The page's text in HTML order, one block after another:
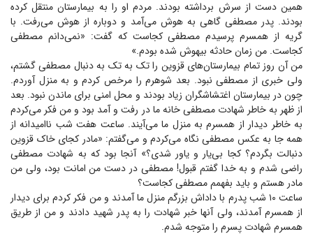
همین دست از سرش برداشته بودند. مردم او را به بیمارستان منتقل کرده
بودند. پدر مصطفی گاهی به هوش می‌آمد و دوباره از هوش می‌رفت. با
گریه از همسرم پرسیدم مصطفی کجاست که گفت: «نمی‌دانم مصطفی
کجاست. من زمان حادثه بیهوش شده بودم.»
من آن روز تمام بیمارستان‌های قزوین را تک به تک به دنبال مصطفی گشتم،
ولی خبری از مصطفی نبود. بعد شوهرم را مرخص کردم و به منزل آوردم.
چون در بیمارستان اغتشاشگران زیاد بودند و محل امنی برای ماندن نبود. بعد
از ظهر به خاطر شهادت مصطفی خانه ما در رفت و آمد بود و من فکر می‌کردم
به خاطر دیدار از همسرم به منزل ما می‌آیند. ساعت هفت شب ناامیدانه از
همه جا به عکس مصطفی نگاه می‌کردم و می‌گفتم: «مادر کجای خاک قزوین
دنبالت بگردم؟ کجا بی‌یار و یاور شدی؟» آنجا بود که به شهادت مصطفی
راضی شدم و به خدا گفتم قبول! مصطفی در دست من امانت بود، ولی من
مادر هستم و باید بفهمم مصطفی کجاست؟
ساعت ۱۰ شب پدرم با داداش بزرگم منزل ما آمدند و من فکر کردم برای دیدار
از همسرم آمدند، ولی آنها خبر شهادت را به پدر شهید دادند و من از طریق
همسرم شهادت پسرم را متوجه شدم.